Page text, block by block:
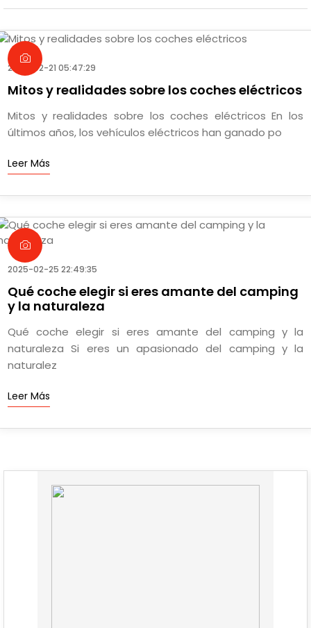
2025-02-21 05:47:29
Mitos y realidades sobre los coches eléctricos
Mitos y realidades sobre los coches eléctricos En los
últimos años, los vehículos eléctricos han ganado po
Leer Más
2025-02-25 22:49:35
Qué coche elegir si eres amante del camping
y la naturaleza
Qué coche elegir si eres amante del camping y la
naturaleza Si eres un apasionado del camping y la
naturalez
Leer Más